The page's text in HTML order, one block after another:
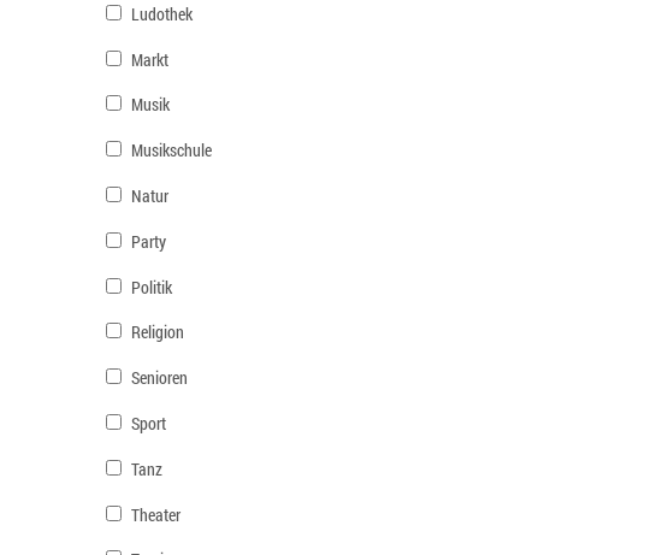
Ludothek
Markt
Musik
Musikschule
Natur
Party
Politik
Religion
Senioren
Sport
Tanz
Theater